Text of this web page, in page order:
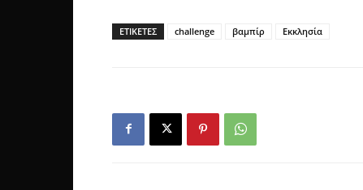
ΕΤΙΚΕΤΕΣ challenge βαμπίρ Εκκλησία